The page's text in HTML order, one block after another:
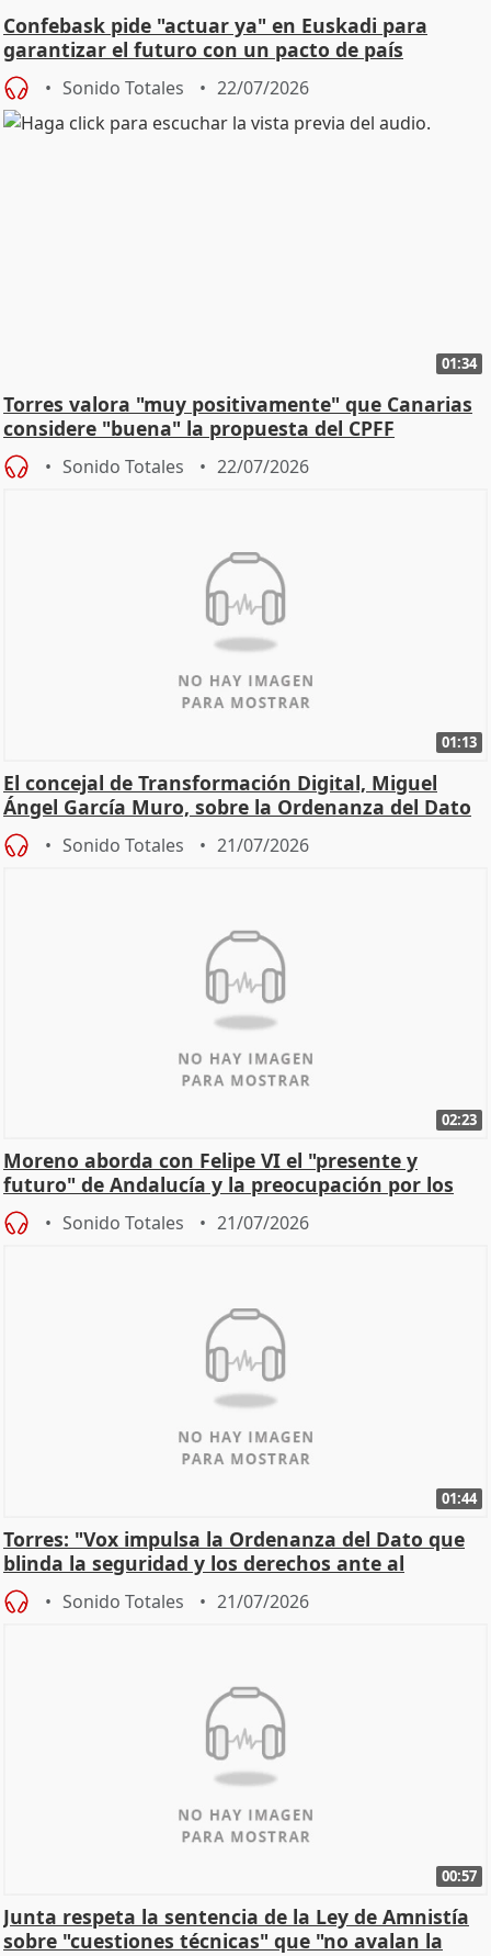
Confebask pide "actuar ya" en Euskadi para
garantizar el futuro con un pacto de país
Sonido Totales 22/07/2026
01:34
Torres valora "muy positivamente" que Canarias
considere "buena" la propuesta del CPFF
Sonido Totales 22/07/2026
01:13
El concejal de Transformación Digital, Miguel
Ángel García Muro, sobre la Ordenanza del Dato
Sonido Totales 21/07/2026
02:23
Moreno aborda con Felipe VI el "presente y
futuro" de Andalucía y la preocupación por los
incendios
Sonido Totales 21/07/2026
01:44
Torres: "Vox impulsa la Ordenanza del Dato que
blinda la seguridad y los derechos ante al
control"
Sonido Totales 21/07/2026
00:57
Junta respeta la sentencia de la Ley de Amnistía
sobre "cuestiones técnicas" que "no avalan la